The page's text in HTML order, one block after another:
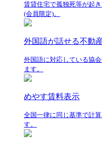
賃貸住宅で孤独死等が起
(会員限定)。
外国語が話せる不動
外国語に対応している協
ます。
めやす賃料表示
全国一律に同じ基準で計
す。